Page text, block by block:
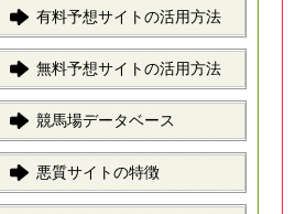
有料予想サイトの活用方法
無料予想サイトの活用方法
競馬場データベース
悪質サイトの特徴